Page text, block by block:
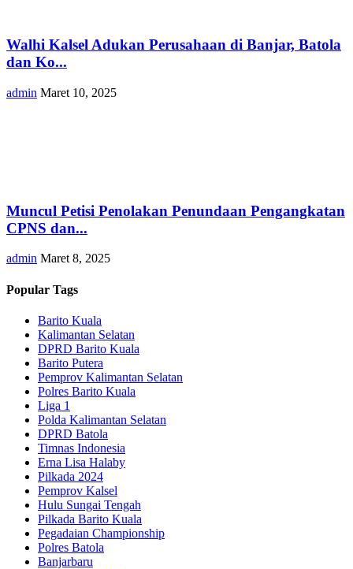
Walhi Kalsel Adukan Perusahaan di Banjar, Batola
dan Ko...
admin Maret 10, 2025
Muncul Petisi Penolakan Penundaan Pengangkatan
CPNS dan...
admin Maret 8, 2025
Popular Tags
Barito Kuala
Kalimantan Selatan
DPRD Barito Kuala
Barito Putera
Pemprov Kalimantan Selatan
Polres Barito Kuala
Liga 1
Polda Kalimantan Selatan
DPRD Batola
Timnas Indonesia
Erna Lisa Halaby
Pilkada 2024
Pemprov Kalsel
Hulu Sungai Tengah
Pilkada Barito Kuala
Pegadaian Championship
Polres Batola
Banjarbaru